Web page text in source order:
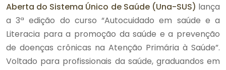
Aberta do Sistema Único de Saúde (Una-SUS) lança
a 3ª edição do curso “Autocuidado em saúde e a
Literacia para a promoção da saúde e a prevenção
de doenças crônicas na Atenção Primária à Saúde”.
Voltado para profissionais da saúde, graduandos em